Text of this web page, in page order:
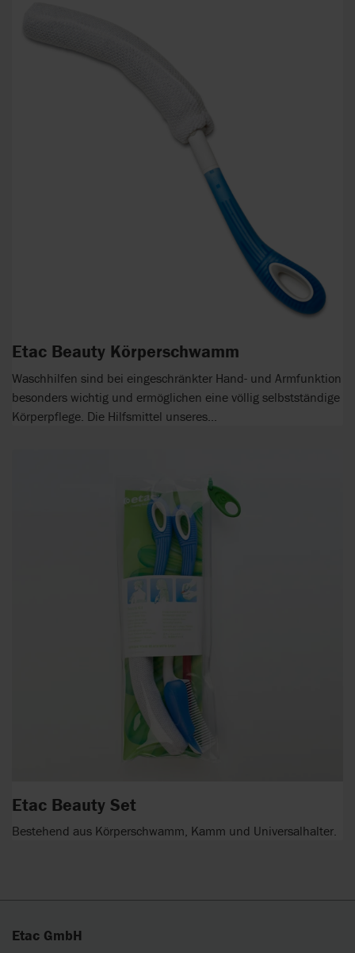
Etac Beauty Körperschwamm
Waschhilfen sind bei eingeschränkter Hand- und Armfunktion
besonders wichtig und ermöglichen eine völlig selbstständige
Körperpflege. Die Hilfsmittel unseres...
Etac Beauty Set
Bestehend aus Körperschwamm, Kamm und Universalhalter.
Etac GmbH